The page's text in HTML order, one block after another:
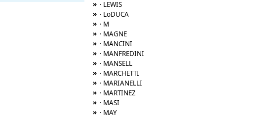
» · LEWIS
» · LoDUCA
» · M
» · MAGNE
» · MANCINI
» · MANFREDINI
» · MANSELL
» · MARCHETTI
» · MARIANELLI
» · MARTINEZ
» · MASI
» · MAY